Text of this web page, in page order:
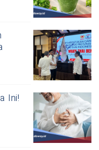
Ini!